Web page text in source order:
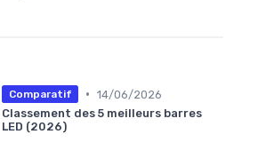
Comparatif • 14/06/2026
Classement des 5 meilleurs barres
LED (2026)